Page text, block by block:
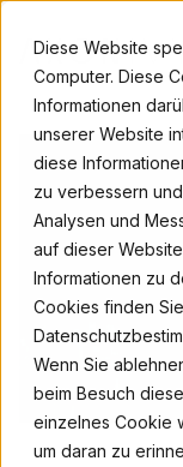
Diese Website
Computer. Diese
Informationen
unserer Website
diese
zu verbessern
Analysen und
auf dieser
Informationen zu
Cookies finden
Wenn Sie
beim Besuch
einzelnes Cookie
um daran zu